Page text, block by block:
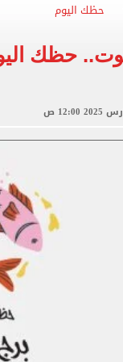
محافظ الأقصر يخفض الحد
محمد هنيدي فى رسالة
من داخل ستاد طرابزون..
حظك اليوم